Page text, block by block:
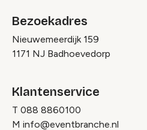
Bezoekadres
Nieuwemeerdijk 159
1171 NJ Badhoevedorp
Klantenservice
T 088 8860100
M info@eventbranche.nl